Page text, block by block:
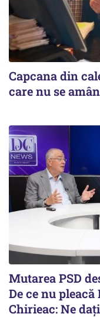
Capcana din
care nu se
Mutarea PSD
De ce nu
Chirieac: Ne